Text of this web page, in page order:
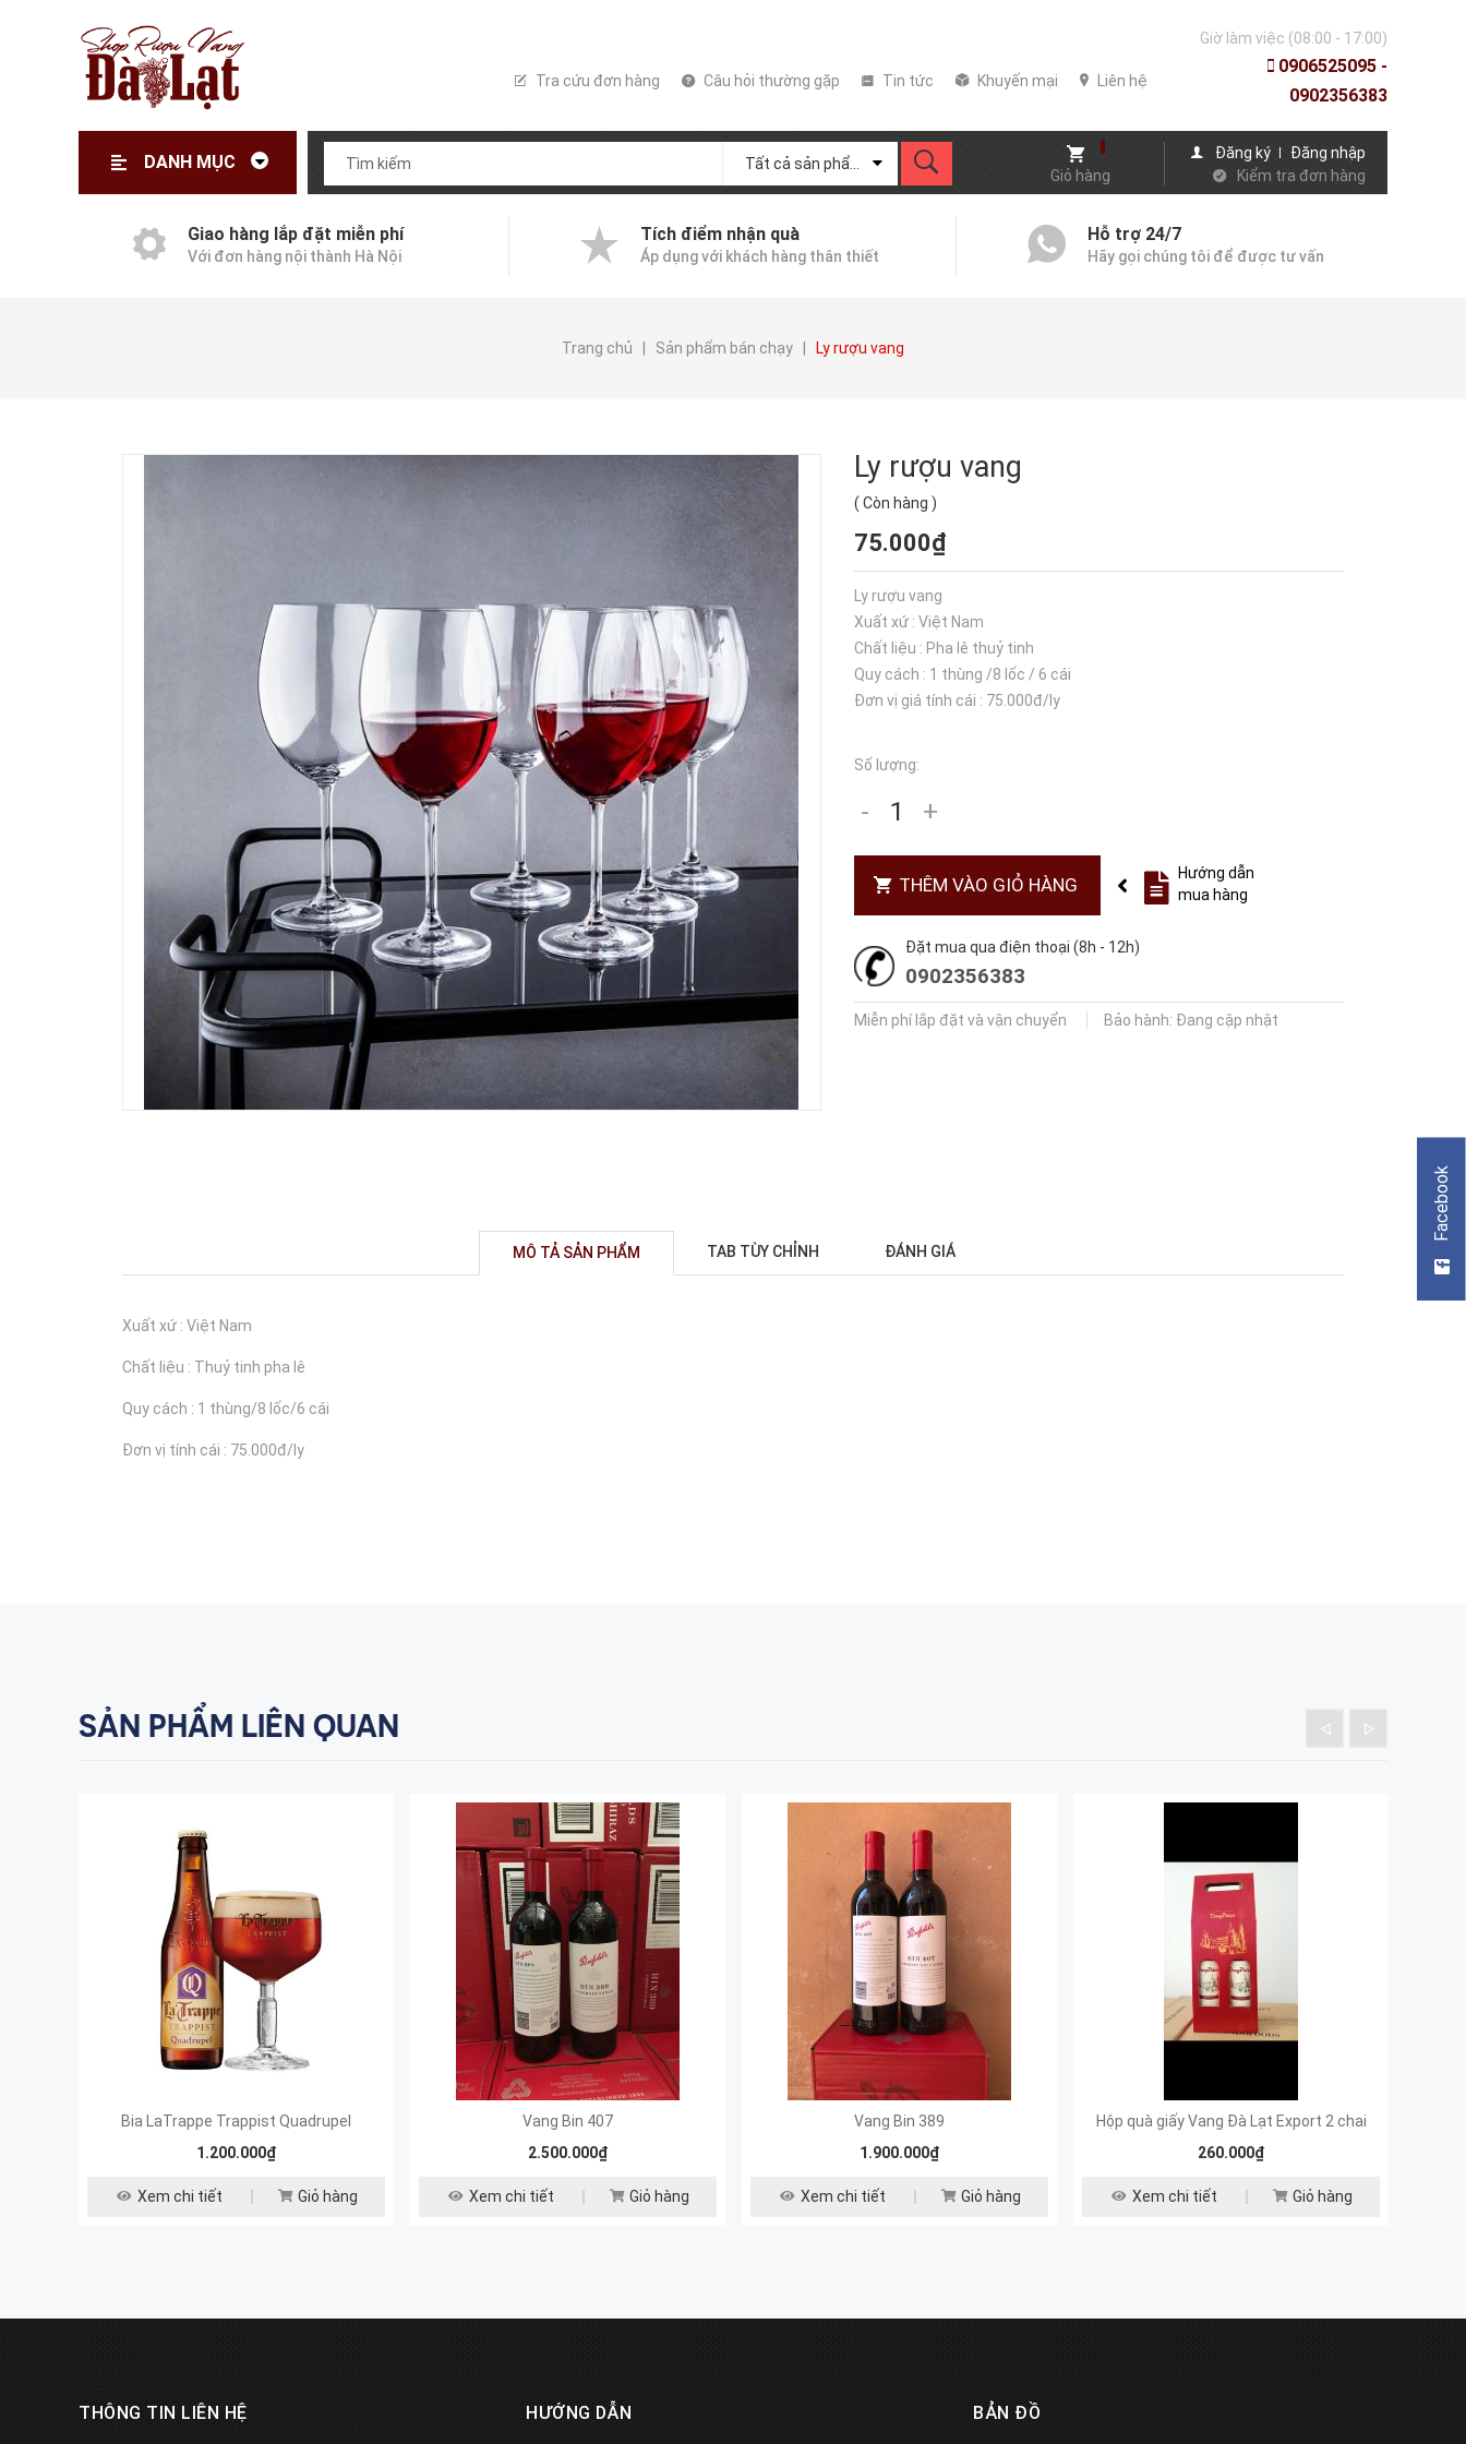
Tra cứu đơn hàng Câu hỏi thường gặp Tin tức Khuyến mại Liên hệ
Giờ làm việc (08:00 - 17:00)
0906525095 -
0902356383
DANH MỤC
Giỏ hàng
Đăng ký
Đăng nhập
Kiểm tra đơn hàng
Giao hàng lắp đặt miễn phí
Với đơn hàng nội thành Hà Nội
Tích điểm nhận quà
Áp dụng với khách hàng thân thiết
Hỗ trợ 24/7
Hãy gọi chúng tôi để được tư vấn
Trang chủ Sản phẩm bán chạy Ly rượu vang
Ly rượu vang
( Còn hàng )
75.000₫
Ly rượu vang
Xuất xứ : Việt Nam
Chất liệu : Pha lê thuỷ tinh
Quy cách : 1 thùng /8 lốc / 6 cái
Đơn vị giá tính cái : 75.000đ/ly
Số lượng:
- +
THÊM VÀO GIỎ HÀNG
Hướng dẫn
mua hàng
Đặt mua qua điện thoại (8h - 12h)
0902356383
Miễn phí lắp đặt và vận chuyển Bảo hành: Đang cập nhật
MÔ TẢ SẢN PHẨM TAB TÙY CHỈNH ĐÁNH GIÁ
Xuất xứ : Việt Nam
Chất liệu : Thuỷ tinh pha lê
Quy cách : 1 thùng/8 lốc/6 cái
Đơn vị tính cái : 75.000đ/ly
SẢN PHẨM LIÊN QUAN
Bia LaTrappe Trappist Quadrupel
1.200.000₫
Xem chi tiết Giỏ hàng
Vang Bin 407
2.500.000₫
Xem chi tiết Giỏ hàng
Vang Bin 389
1.900.000₫
Xem chi tiết Giỏ hàng
Hộp quà giấy Vang Đà Lạt Export 2 chai
260.000₫
Xem chi tiết Giỏ hàng
Facebook
THÔNG TIN LIÊN HỆ HƯỚNG DẪN BẢN ĐỒ